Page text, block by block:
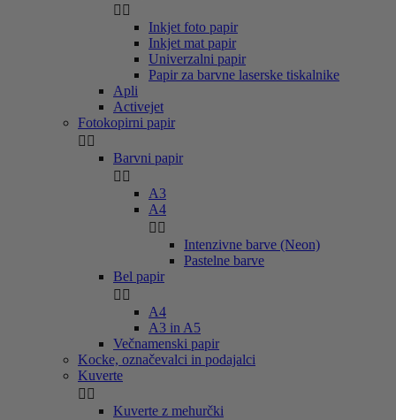
 
Inkjet foto papir
Inkjet mat papir
Univerzalni papir
Papir za barvne laserske tiskalnike
Apli
Activejet
Fotokopirni papir
 
Barvni papir
 
A3
A4
 
Intenzivne barve (Neon)
Pastelne barve
Bel papir
 
A4
A3 in A5
Večnamenski papir
Kocke, označevalci in podajalci
Kuverte
 
Kuverte z mehurčki